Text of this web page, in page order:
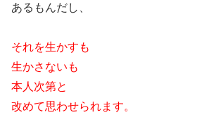
あるもんだし、
それを生かすも
生かさないも
本人次第と
改めて思わせられます。